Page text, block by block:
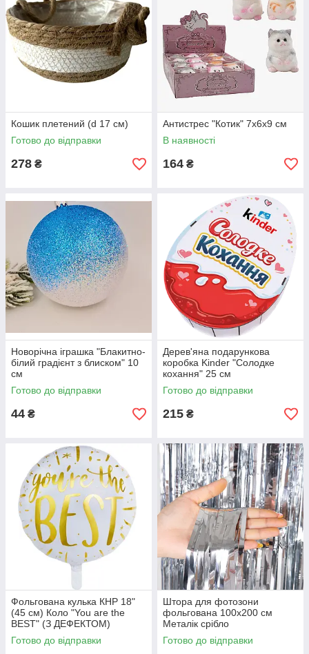
Кошик плетений (d 17 см)
Готово до відправки
278 ₴
Антистрес "Котик" 7х6х9 см
В наявності
164 ₴
Новорічна іграшка "Блакитно-
білий градієнт з блиском" 10
см
Готово до відправки
44 ₴
Дерев'яна подарункова
коробка Kinder "Солодке
кохання" 25 см
Готово до відправки
215 ₴
Фольгована кулька КНР 18"
(45 см) Коло "You are the
BEST" (З ДЕФЕКТОМ)
Готово до відправки
Штора для фотозони
фольгована 100х200 см
Металік срібло
Готово до відправки